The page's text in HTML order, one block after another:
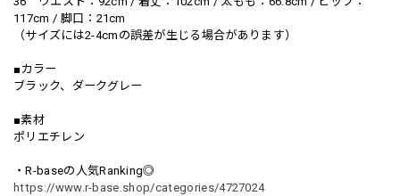
117cm / 脚口：21cm
（サイズには2-4cmの誤差が生じる場合があります）
■カラー
ブラック、ダークグレー
■素材
ポリエチレン
・R-baseの人気Ranking◎
https://www.r-base.shop/categories/4727024